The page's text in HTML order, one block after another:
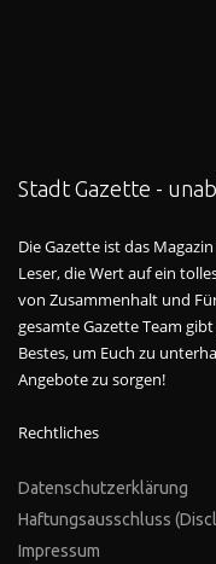
Stadt Gazette -
Die Gazette ist das
Leser, die Wert auf ein
von Zusammenhalt und
gesamte Gazette Team
Bestes, um Euch zu
Angebote zu sorgen!
Rechtliches
Datenschutzerklärung
Haftungsausschluss
Impressum